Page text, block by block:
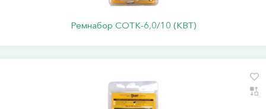
Ремнабор СОТК-6,0/10 (КВТ)